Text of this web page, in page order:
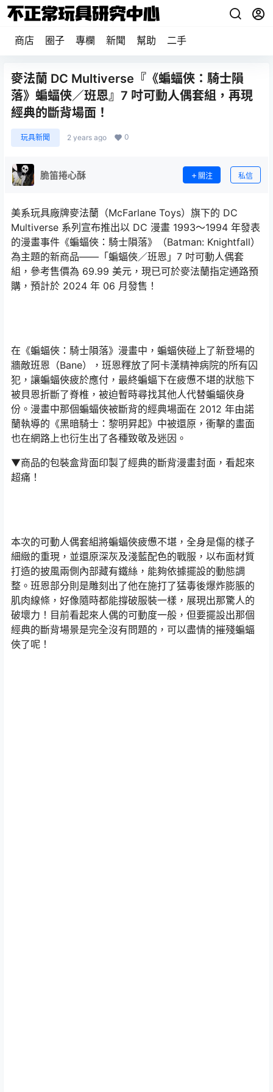
商店 圈子 專欄 新聞 幫助 二手
麥法蘭 DC Multiverse『《蝙蝠俠：騎士隕
落》蝙蝠俠／班恩』7 吋可動人偶套組，再現
經典的斷背場面！
玩具新聞 2 years ago 0
脆笛捲心酥 關注 私信
美系玩具廠牌麥法蘭（McFarlane Toys）旗下的 DC
Multiverse 系列宣布推出以 DC 漫畫 1993～1994 年發表
的漫畫事件《蝙蝠俠：騎士隕落》（Batman: Knightfall）
為主題的新商品——「蝙蝠俠／班恩」7 吋可動人偶套
組，參考售價為 69.99 美元，現已可於麥法蘭指定通路預
購，預計於 2024 年 06 月發售！
在《蝙蝠俠：騎士隕落》漫畫中，蝙蝠俠碰上了新登場的
牆敵班恩（Bane），班恩釋放了阿卡漢精神病院的所有囚
犯，讓蝙蝠俠疲於應付，最終蝙蝠下在疲憊不堪的狀態下
被貝恩折斷了脊椎，被迫暫時尋找其他人代替蝙蝠俠身
份。漫畫中那個蝙蝠俠被斷背的經典場面在 2012 年由諾
蘭執導的《黑暗騎士：黎明昇起》中被還原，衝擊的畫面
也在網路上也衍生出了各種致敬及迷因。
▼商品的包裝盒背面印製了經典的斷背漫畫封面，看起來
超痛！
本次的可動人偶套組將蝙蝠俠疲憊不堪，全身是傷的樣子
細緻的重現，並還原深灰及淺藍配色的戰服，以布面材質
打造的披風兩側內部藏有鐵絲，能夠依據擺設的動態調
整。班恩部分則是雕刻出了他在施打了猛毒後爆炸膨脹的
肌肉線條，好像隨時都能撐破服裝一樣，展現出那驚人的
破壞力！目前看起來人偶的可動度一般，但要擺設出那個
經典的斷背場景是完全沒有問題的，可以盡情的摧殘蝙蝠
俠了呢！